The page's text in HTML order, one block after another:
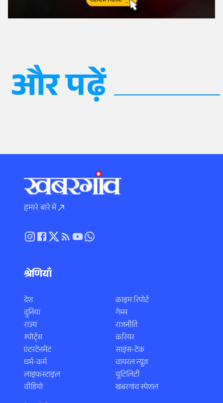
और पढ़ें
हमारे बारे में
श्रेणियाँ
देश
दुनिया
राज्य
स्पोर्ट्स
एंटरटेनमेंट
धर्म-कर्म
लाइफस्टाइल
वीडियो
क्राइम रिपोर्ट
गेम्स
राजनीति
करियर
साइंस-टेक
वायरल न्यूज़
यूटिलिटी
खबरगांव स्पेशल